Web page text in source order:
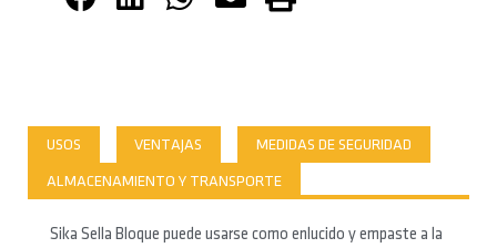
USOS VENTAJAS MEDIDAS DE SEGURIDAD
ALMACENAMIENTO Y TRANSPORTE
Sika Sella Bloque puede usarse como enlucido y empaste a la